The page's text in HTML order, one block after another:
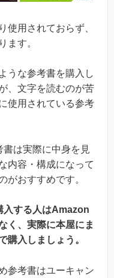
使用されておらず、
ます。
うな参考書を購入し
、文字を読むのが苦
使用されている参考
は実際に中身を見
内容・構成になって
がおすすめです。
入する人はAmazon
く、実際に本屋にま
購入しましょう。
参考書はユーキャン